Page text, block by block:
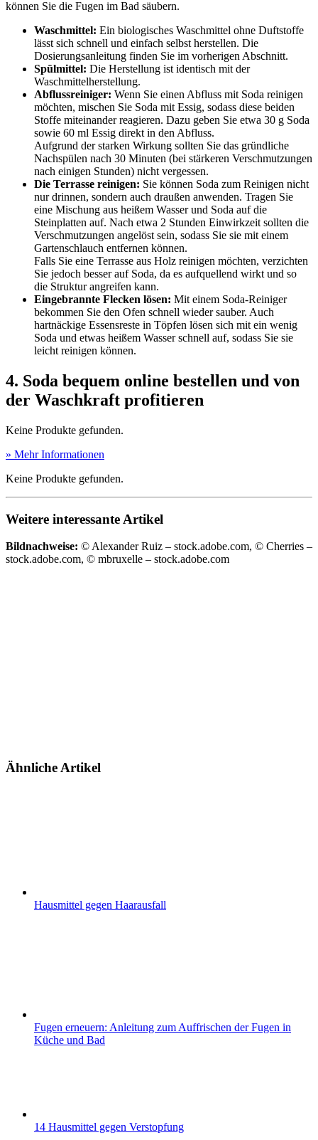
können Sie die Fugen im Bad säubern.
Waschmittel: Ein biologisches Waschmittel ohne Duftstoffe
lässt sich schnell und einfach selbst herstellen. Die
Dosierungsanleitung finden Sie im vorherigen Abschnitt.
Spülmittel: Die Herstellung ist identisch mit der
Waschmittelherstellung.
Abflussreiniger: Wenn Sie einen Abfluss mit Soda reinigen
möchten, mischen Sie Soda mit Essig, sodass diese beiden
Stoffe miteinander reagieren. Dazu geben Sie etwa 30 g Soda
sowie 60 ml Essig direkt in den Abfluss.
Aufgrund der starken Wirkung sollten Sie das gründliche
Nachspülen nach 30 Minuten (bei stärkeren Verschmutzungen
nach einigen Stunden) nicht vergessen.
Die Terrasse reinigen: Sie können Soda zum Reinigen nicht
nur drinnen, sondern auch draußen anwenden. Tragen Sie
eine Mischung aus heißem Wasser und Soda auf die
Steinplatten auf. Nach etwa 2 Stunden Einwirkzeit sollten die
Verschmutzungen angelöst sein, sodass Sie sie mit einem
Gartenschlauch entfernen können.
Falls Sie eine Terrasse aus Holz reinigen möchten, verzichten
Sie jedoch besser auf Soda, da es aufquellend wirkt und so
die Struktur angreifen kann.
Eingebrannte Flecken lösen: Mit einem Soda-Reiniger
bekommen Sie den Ofen schnell wieder sauber. Auch
hartnäckige Essensreste in Töpfen lösen sich mit ein wenig
Soda und etwas heißem Wasser schnell auf, sodass Sie sie
leicht reinigen können.
4. Soda bequem online bestellen und von
der Waschkraft profitieren
Keine Produkte gefunden.
» Mehr Informationen
Keine Produkte gefunden.
Weitere interessante Artikel
Bildnachweise: © Alexander Ruiz – stock.adobe.com, © Cherries –
stock.adobe.com, © mbruxelle – stock.adobe.com
Ähnliche Artikel
Hausmittel gegen Haarausfall
Fugen erneuern: Anleitung zum Auffrischen der Fugen in
Küche und Bad
14 Hausmittel gegen Verstopfung